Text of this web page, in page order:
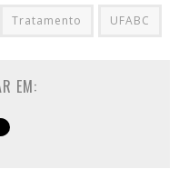
Tratamento UFABC
EM: